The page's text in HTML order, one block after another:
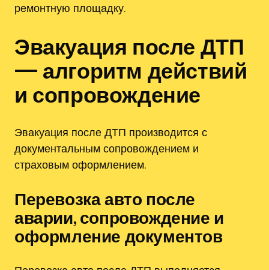
ремонтную площадку.
Эвакуация после ДТП
— алгоритм действий
и сопровождение
Эвакуация после ДТП производится с
документальным сопровождением и
страховым оформлением.
Перевозка авто после
аварии, сопровождение и
оформление документов